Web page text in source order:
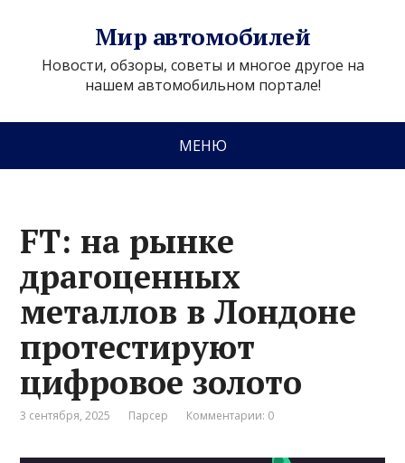
Мир автомобилей
Новости, обзоры, советы и многое другое на
нашем автомобильном портале!
МЕНЮ
FT: на рынке
драгоценных
металлов в Лондоне
протестируют
цифровое золото
3 сентября, 2025 Парсер Комментарии: 0